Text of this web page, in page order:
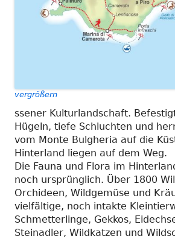
vergrößern
ssener Kulturlandschaft.
Hügeln, tiefe Schluchten und
vom Monte Bulgheria auf die
Hinterland liegen auf dem Weg.
Die Fauna und Flora im
noch ursprünglich. Über 1800
Orchideen, Wildgemüse und
vielfältige, noch intakte
Schmetterlinge, Gekkos,
Steinadler, Wildkatzen und